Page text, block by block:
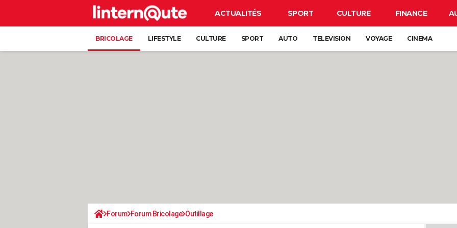
ACTUALITÉS SPORT CULTURE FINANCE
BRICOLAGE LIFESTYLE CULTURE SPORT AUTO TELEVISION VOYAGE CINEMA
Forum Forum Bricolage Outillage